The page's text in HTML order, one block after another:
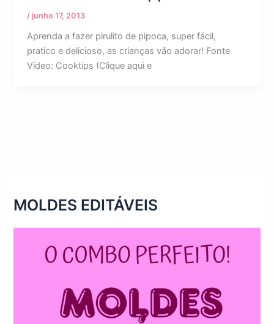
/ junho 17, 2013
Aprenda a fazer pirulito de pipoca, super fácil,
pratico e delicioso, as crianças vão adorar! Fonte
Vídeo: Cooktips (Clique aqui e
MOLDES EDITÁVEIS